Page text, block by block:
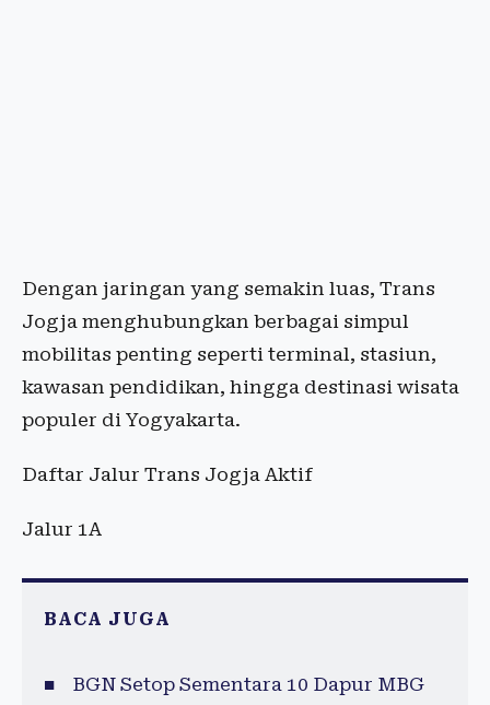
Dengan jaringan yang semakin luas, Trans
Jogja menghubungkan berbagai simpul
mobilitas penting seperti terminal, stasiun,
kawasan pendidikan, hingga destinasi wisata
populer di Yogyakarta.
Daftar Jalur Trans Jogja Aktif
Jalur 1A
BACA JUGA
BGN Setop Sementara 10 Dapur MBG